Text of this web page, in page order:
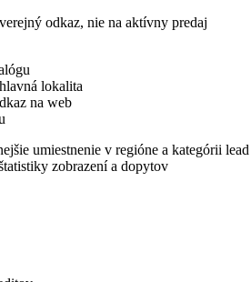
odkaz, nie na aktívny predaj
lokalita
na web
umiestnenie v regióne a kategórii lead
zobrazení a dopytov